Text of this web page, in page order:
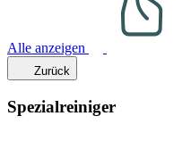
Alle anzeigen
Zurück
Spezialreiniger